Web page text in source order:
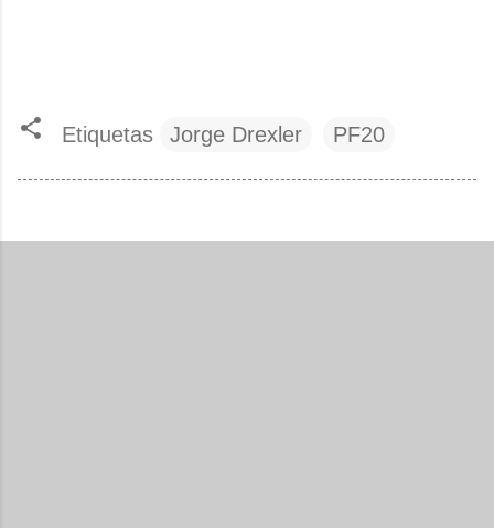
Etiquetas Jorge Drexler PF20